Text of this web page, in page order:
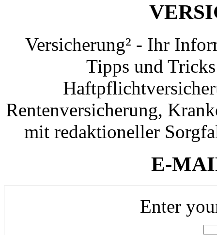
Versicherung² - Ihr
Tipps und
Rentenversicherung,
mit redaktioneller
E-
Enter